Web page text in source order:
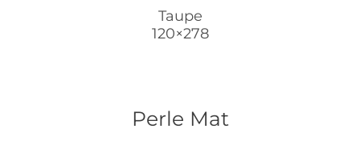
Taupe
120×278
Perle Mat